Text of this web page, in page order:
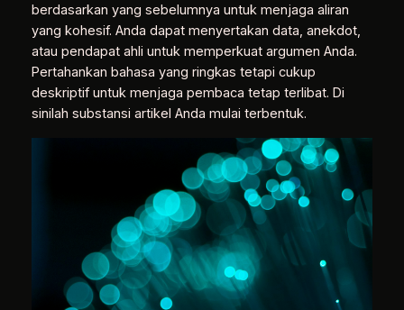
berdasarkan yang sebelumnya untuk menjaga aliran
yang kohesif. Anda dapat menyertakan data, anekdot,
atau pendapat ahli untuk memperkuat argumen Anda.
Pertahankan bahasa yang ringkas tetapi cukup
deskriptif untuk menjaga pembaca tetap terlibat. Di
sinilah substansi artikel Anda mulai terbentuk.